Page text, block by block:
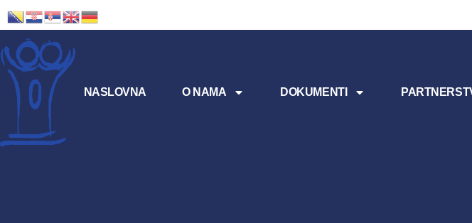
NASLOVNA O NAMA DOKUMENTI